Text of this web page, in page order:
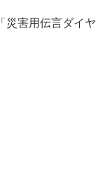
「災害用伝言ダイ